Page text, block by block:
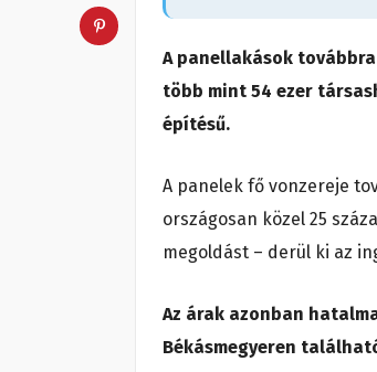
A panellakások
több mint 54 ezer
építésű.
A panelek fő vonzereje
országosan közel 25
megoldást – derül ki az
Az árak azonban
Békásmegyeren